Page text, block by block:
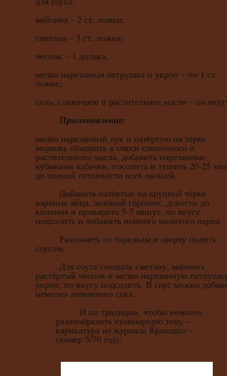
майонез – 2 ст. ложки;
сметана – 3 ст. ложки;
чеснок – 1 долька;
мелко нарезанная петрушка и укроп – по 1 ст.
ложке;
соль, сливочное и растительное масло – по
Приготовление:
мелко нарезанный лук и натёртую на тёрке
морковь обжарить в смеси сливочного и
растительного масла, добавить нарезанные
кубиками кабачки, посолить и тушить 20-25
до полной готовности всех овощей.
Добавить натёртые на крупной тёрке
варёные яйца, зелёный горошек, довести до
кипения и проварить 5-7 минут, по вкусу
подсолить и добавить немного молотого перца.
Разложить по тарелкам и сверху полить
соусом.
Для соуса смешать сметану, майонез,
растёртый чеснок и мелко нарезанную
укроп, по вкусу подсолить. В соус можно
немного лимонного сока.
И по традиции, чтобы немного
разнообразить кулинарную тему –
карикатура из журнала Крокодил –
(номер 5/70 год):